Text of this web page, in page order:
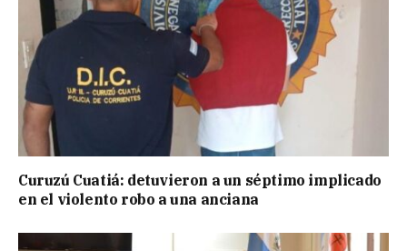
Curuzú Cuatiá: detuvieron a un séptimo implicado
en el violento robo a una anciana